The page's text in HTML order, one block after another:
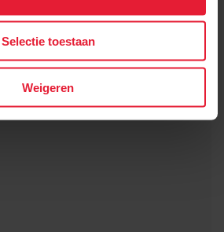
Selectie toestaan
Weigeren